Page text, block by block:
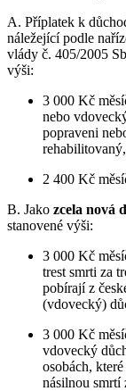
A. Příplatek k
náležející podle
vlády č. 405/2005
výši:
3 000 Kč
nebo
popraveni
rehabilitovaný,
2 400 Kč
B. Jako zcela nová
stanovené výši:
3 000 Kč
trest smrti za
pobírají z
(vdovecký)
3 000 Kč
vdovecký
osobách,
násilnou smrtí